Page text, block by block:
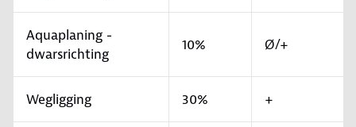
Aquaplaning -
dwarsrichting
10% Ø/+
Wegligging 30% +